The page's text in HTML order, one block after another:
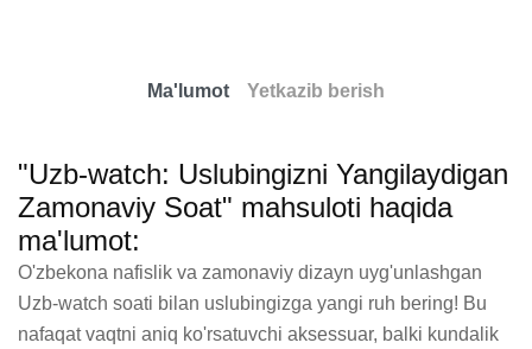
Ma'lumot Yetkazib berish
"Uzb-watch: Uslubingizni Yangilaydigan
Zamonaviy Soat" mahsuloti haqida
ma'lumot:
O'zbekona nafislik va zamonaviy dizayn uyg'unlashgan
Uzb-watch soati bilan uslubingizga yangi ruh bering! Bu
nafaqat vaqtni aniq ko'rsatuvchi aksessuar, balki kundalik